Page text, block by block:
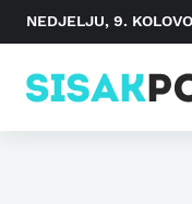
NEDJELJU, 9.